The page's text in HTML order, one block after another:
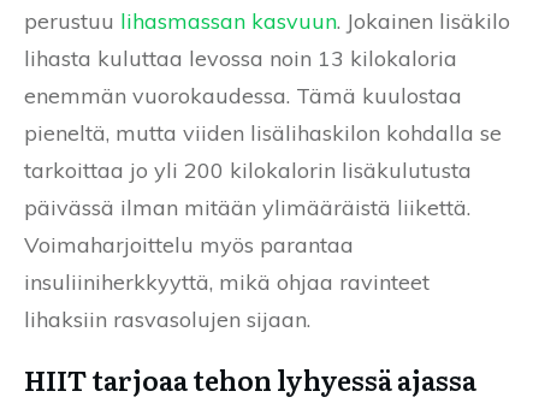
perustuu lihasmassan kasvuun. Jokainen lisäkilo
lihasta kuluttaa levossa noin 13 kilokaloria
enemmän vuorokaudessa. Tämä kuulostaa
pieneltä, mutta viiden lisälihaskilon kohdalla se
tarkoittaa jo yli 200 kilokalorin lisäkulutusta
päivässä ilman mitään ylimääräistä liikettä.
Voimaharjoittelu myös parantaa
insuliiniherkkyyttä, mikä ohjaa ravinteet
lihaksiin rasvasolujen sijaan.
HIIT tarjoaa tehon lyhyessä ajassa